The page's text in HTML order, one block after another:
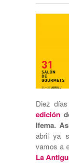
Diez
edición
Ifema.
abril ya
vamos a
La